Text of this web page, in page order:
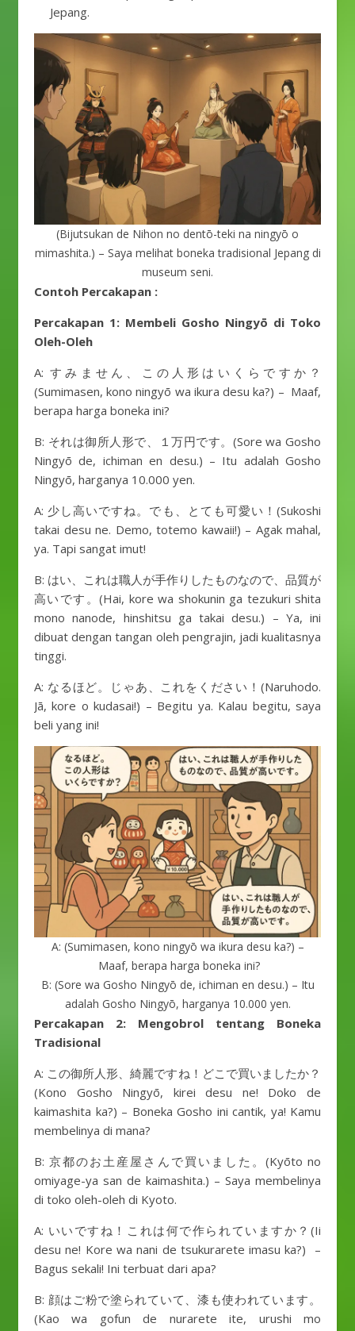
Jepang.
(Bijutsukan de Nihon no dentō-teki na ningyō o
mimashita.) – Saya melihat boneka tradisional Jepang di
museum seni.
Contoh Percakapan :
Percakapan 1: Membeli Gosho Ningyō di Toko
Oleh-Oleh
A: すみません、この人形はいくらですか？
(Sumimasen, kono ningyō wa ikura desu ka?) – Maaf,
berapa harga boneka ini?
B: それは御所人形で、１万円です。(Sore wa Gosho
Ningyō de, ichiman en desu.) – Itu adalah Gosho
Ningyō, harganya 10.000 yen.
A: 少し高いですね。でも、とても可愛い！(Sukoshi
takai desu ne. Demo, totemo kawaii!) – Agak mahal,
ya. Tapi sangat imut!
B: はい、これは職人が手作りしたものなので、品質が
高いです。(Hai, kore wa shokunin ga tezukuri shita
mono nanode, hinshitsu ga takai desu.) – Ya, ini
dibuat dengan tangan oleh pengrajin, jadi kualitasnya
tinggi.
A: なるほど。じゃあ、これをください！(Naruhodo.
Jā, kore o kudasai!) – Begitu ya. Kalau begitu, saya
beli yang ini!
A: (Sumimasen, kono ningyō wa ikura desu ka?) –
Maaf, berapa harga boneka ini?
B: (Sore wa Gosho Ningyō de, ichiman en desu.) – Itu
adalah Gosho Ningyō, harganya 10.000 yen.
Percakapan 2: Mengobrol tentang Boneka
Tradisional
A: この御所人形、綺麗ですね！どこで買いましたか？
(Kono Gosho Ningyō, kirei desu ne! Doko de
kaimashita ka?) – Boneka Gosho ini cantik, ya! Kamu
membelinya di mana?
B: 京都のお土産屋さんで買いました。(Kyōto no
omiyage-ya san de kaimashita.) – Saya membelinya
di toko oleh-oleh di Kyoto.
A: いいですね！これは何で作られていますか？(Ii
desu ne! Kore wa nani de tsukurarete imasu ka?) –
Bagus sekali! Ini terbuat dari apa?
B: 顔はご粉で塗られていて、漆も使われています。
(Kao wa gofun de nurarete ite, urushi mo